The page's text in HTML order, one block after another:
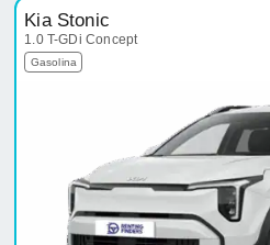
Kia Stonic
1.0 T-GDi Concept
Gasolina